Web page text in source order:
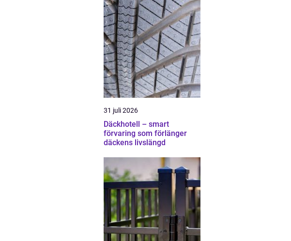
31 juli 2026
Däckhotell – smart
förvaring som förlänger
däckens livslängd